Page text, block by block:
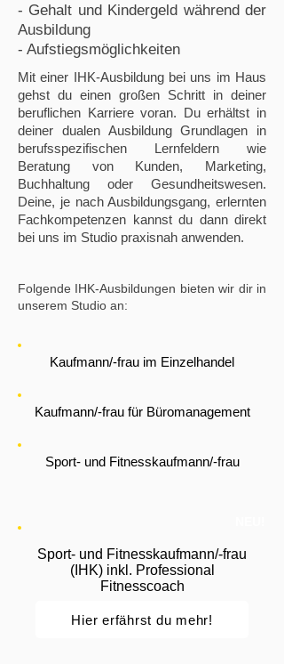
- Gehalt und Kindergeld während der
Ausbildung
- Aufstiegsmöglichkeiten
Mit einer IHK-Ausbildung bei uns im Haus
gehst du einen großen Schritt in deiner
beruflichen Karriere voran. Du erhältst in
deiner dualen Ausbildung Grundlagen in
berufsspezifischen Lernfeldern wie
Beratung von Kunden, Marketing,
Buchhaltung oder Gesundheitswesen.
Deine, je nach Ausbildungsgang, erlernten
Fachkompetenzen kannst du dann direkt
bei uns im Studio praxisnah anwenden.
Folgende IHK-Ausbildungen bieten wir dir in
unserem Studio an:
Kaufmann/-frau im Einzelhandel
Kaufmann/-frau für Büromanagement
Sport- und Fitnesskaufmann/-frau
Sport- und Fitnesskaufmann/-frau
(IHK) inkl. Professional
Fitnesscoach
Hier erfährst du mehr!